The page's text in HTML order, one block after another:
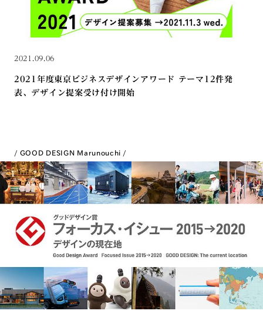
2021.09.06
2021年度東京ビジネスデザインアワード テーマ12件発
表、デザイン提案受け付け開始
GOOD DESIGN Marunouchi